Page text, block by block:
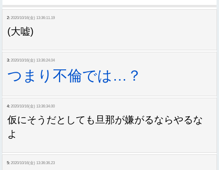
2: 2020/10/16(金) 13:36:11.19
(大嘘)
3: 2020/10/16(金) 13:36:24.04
つまり不倫では…？
4: 2020/10/16(金) 13:36:34.00
仮にそうだとしても旦那が嫌がるならやるな
よ
5: 2020/10/16(金) 13:36:36.23